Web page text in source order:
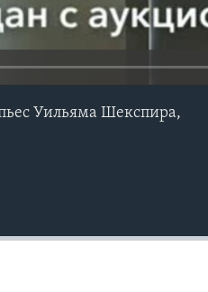
Уильяма Шекспира,